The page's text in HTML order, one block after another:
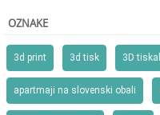
OZNAKE
3d print 3d tisk 3D
apartmaji na slovenski obali